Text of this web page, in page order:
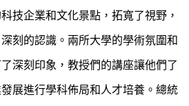
技企業和文化景點，拓寬了視野，
刻的認識。兩所大學的學術氛圍和
深刻印象，教授們的講座讓他們了
展進行學科佈局和人才培養。總統